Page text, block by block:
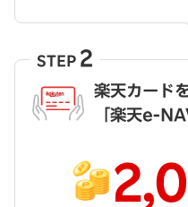
STEP 2
楽天カード
「楽天e-